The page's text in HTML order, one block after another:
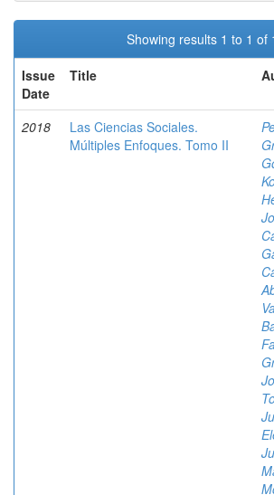
Showing results 1 to 1 of
Issue
Date
Title
2018
Las Ciencias Sociales.
Múltiples Enfoques. Tomo II